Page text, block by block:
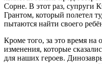
Сорне. В этот раз, супруги
Грантом, который полетел
пытаются найти своего
Кроме того, за это время на
изменения, которые
для наших героев.